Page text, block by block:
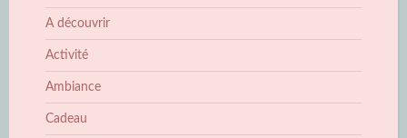
A découvrir
Activité
Ambiance
Cadeau